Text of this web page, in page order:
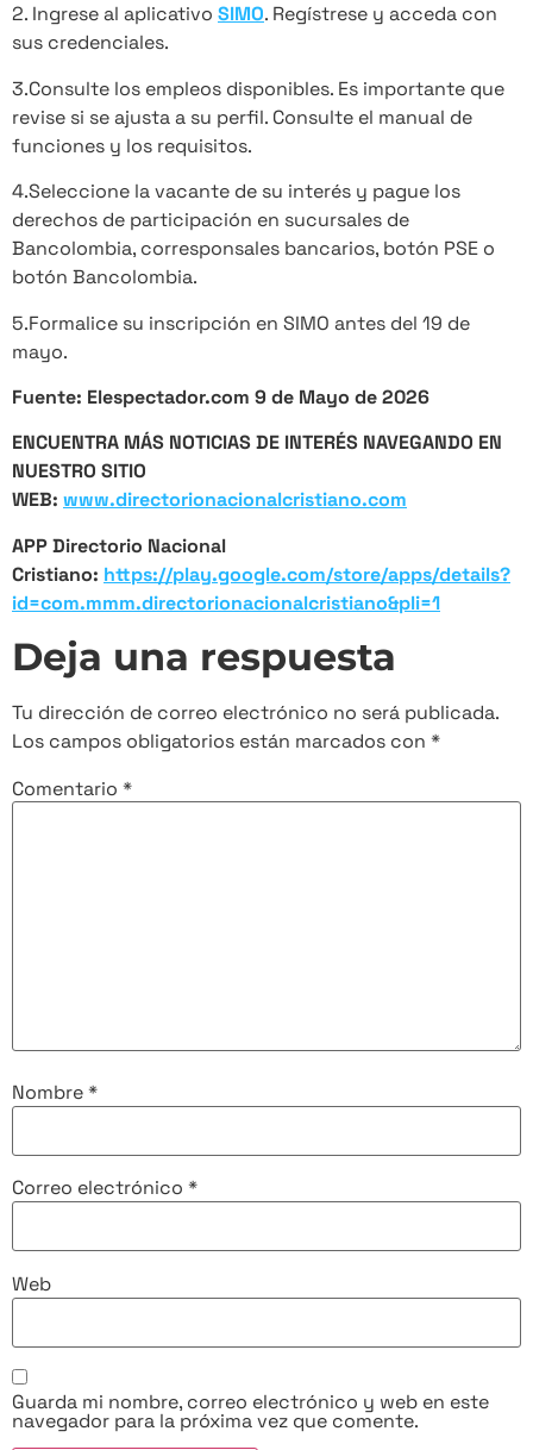
2. Ingrese al aplicativo SIMO. Regístrese y acceda con
sus credenciales.
3.Consulte los empleos disponibles. Es importante que
revise si se ajusta a su perfil. Consulte el manual de
funciones y los requisitos.
4.Seleccione la vacante de su interés y pague los
derechos de participación en sucursales de
Bancolombia, corresponsales bancarios, botón PSE o
botón Bancolombia.
5.Formalice su inscripción en SIMO antes del 19 de
mayo.
Fuente: Elespectador.com 9 de Mayo de 2026
ENCUENTRA MÁS NOTICIAS DE INTERÉS NAVEGANDO EN
NUESTRO SITIO
WEB: www.directorionacionalcristiano.com
APP Directorio Nacional
Cristiano: https://play.google.com/store/apps/details?
id=com.mmm.directorionacionalcristiano&pli=1
Deja una respuesta
Tu dirección de correo electrónico no será publicada.
Los campos obligatorios están marcados con *
Comentario *
Nombre*
Correo electrónico *
Web
Guarda mi nombre, correo electrónico y web en este
navegador para la próxima vez que comente.